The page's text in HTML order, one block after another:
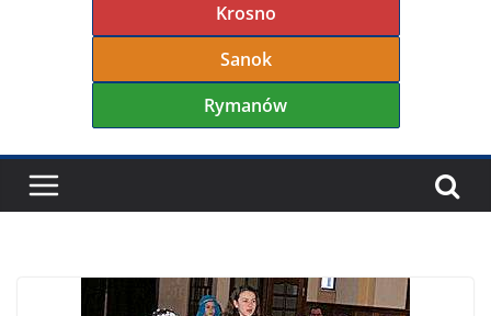
Krosno
Sanok
Rymanów